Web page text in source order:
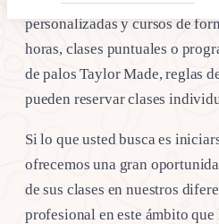
personalizadas y cursos de
horas, clases puntuales o
de palos Taylor Made, reglas
pueden reservar clases
Si lo que usted busca es
ofrecemos una gran
de sus clases en nuestros
profesional en este ámbito